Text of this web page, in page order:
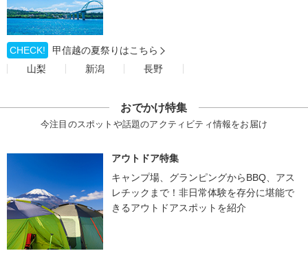
CHECK!
甲信越の夏祭りはこちら
山梨
新潟 長野
おでかけ特集
今注目のスポットや話題のアクティビティ情報をお届け
アウトドア特集
キャンプ場、グランピングからBBQ、アス
レチックまで！非日常体験を存分に堪能で
きるアウトドアスポットを紹介